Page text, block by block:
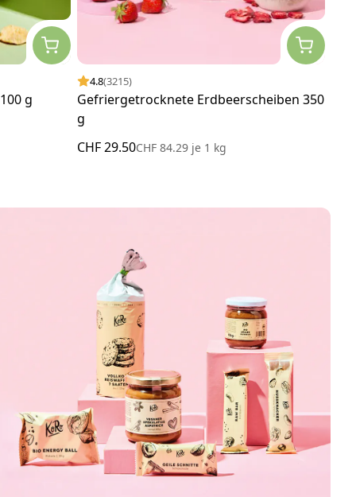
g
4.8(3215)
Gefriergetrocknete Erdbeerscheiben 350
g
CHF 29.50CHF 84.29 je1 kg